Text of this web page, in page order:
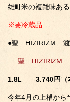
雄町米の複雑味あ
※要冷蔵品
●聖 HIZIRIZM
聖 HIZIRIZM
1.8L 3,740円（
今年4月の上槽から